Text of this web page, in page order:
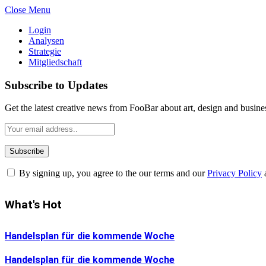
Close Menu
Login
Analysen
Strategie
Mitgliedschaft
Subscribe to Updates
Get the latest creative news from FooBar about art, design and
By signing up, you agree to the our terms and ourPrivacy Policy
What's Hot
Handelsplan für die kommende Woche
Handelsplan für die kommende Woche